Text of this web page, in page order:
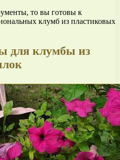
то вы готовы к
клумб из пластиковых
для клумбы из